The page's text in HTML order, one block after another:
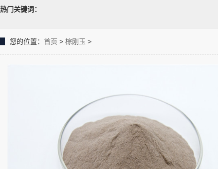
热门关键词：
您的位置： 首页 > 棕刚玉 >